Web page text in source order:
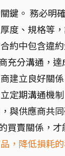
鍵。 務必明
度、規格等
約中包含違
充分溝通，達
建立良好關
定期溝通機
與供應商共
買賣關係，才
，降低損耗